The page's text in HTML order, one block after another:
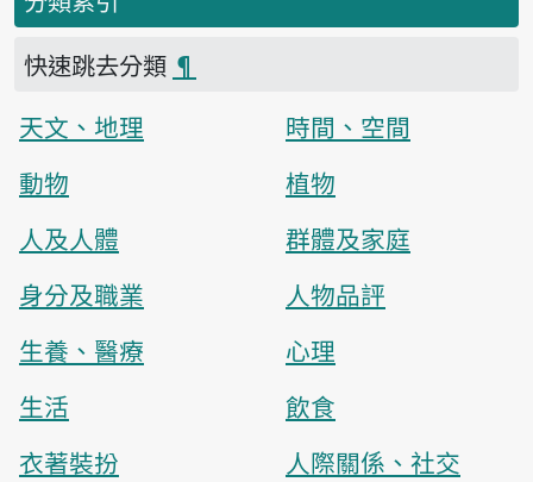
快速跳去分類 ¶
天文、地理
時間、空間
動物
植物
人及人體
群體及家庭
身分及職業
人物品評
生養、醫療
心理
生活
飲食
衣著裝扮
人際關係、社交